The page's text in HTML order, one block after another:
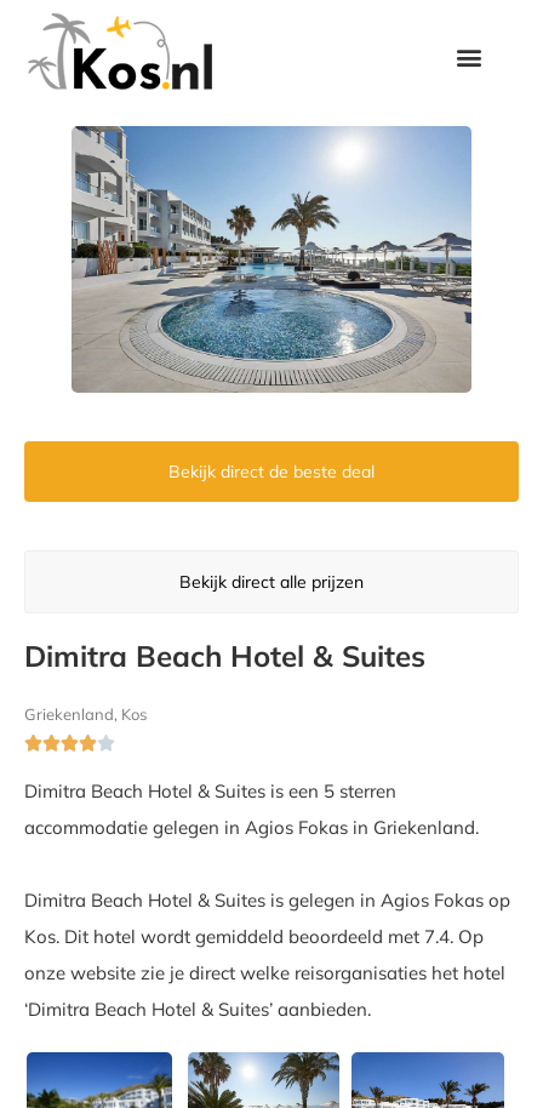
Bekijk direct de beste deal
Bekijk direct alle prijzen
Dimitra Beach Hotel & Suites
Griekenland, Kos

Dimitra Beach Hotel & Suites is een 5 sterren
accommodatie gelegen in Agios Fokas in Griekenland.
Dimitra Beach Hotel & Suites is gelegen in Agios Fokas op
Kos. Dit hotel wordt gemiddeld beoordeeld met 7.4. Op
onze website zie je direct welke reisorganisaties het hotel
‘Dimitra Beach Hotel & Suites’ aanbieden.